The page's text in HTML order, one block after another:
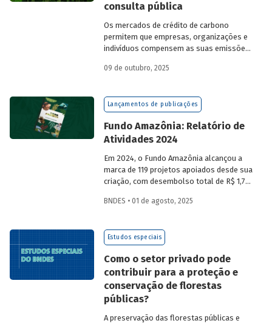
consulta pública
Os mercados de crédito de carbono
permitem que empresas, organizações e
indivíduos compensem as suas emissões
por projetos de redução de emissões
MMA realizaram uma consulta pública
sobre a certificação de carbono no
contribuições da sociedade civil,
especialistas e entidades do setor
visando avaliar os desafios e
oportunidades desse mercado. Conheça
os resultados.
09 de outubro, 2025
Lançamentos de publicações
Fundo Amazônia: Relatório de
Atividades 2024
Em 2024, o Fundo Amazônia alcançou a
marca de 119 projetos apoiados desde sua
criação, com desembolso total de R$ 1,76
sua atuação e os projetos estão reunidas
BNDES • 01 de agosto, 2025
Estudos especiais
Como o setor privado pode
contribuir para a proteção e
conservação de florestas
públicas?
A preservação das florestas públicas e